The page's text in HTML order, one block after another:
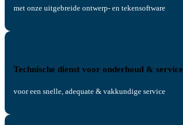
met onze uitgebreide ontwerp- en tekensoftware
Technische dienst voor onderhoud & service
voor een snelle, adequate & vakkundige service